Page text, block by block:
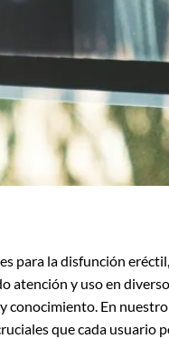
para la disfunción
atención y uso en
conocimiento. En
que cada usuario